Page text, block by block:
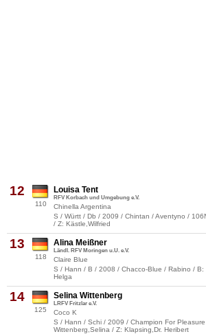
12
110
Louisa Tent
RFV Korbach und Umgebung e.V.
Chinella Argentina
S / Württ / Db / 2009 / Chintan / Aventyno /
/ Z: Kästle,Wilfried
13
118
Alina Meißner
Ländl. RFV Moringen u.U. e.V.
Claire Blue
S / Hann / B / 2008 / Chacco-Blue / Rabino / B:
Helga
14
125
Selina Wittenberg
LRFV Fritzlar e.V.
Coco K
S / Hann / Schi / 2009 / Champion For
Wittenberg,Selina / Z: Klapsing,Dr. Heribert